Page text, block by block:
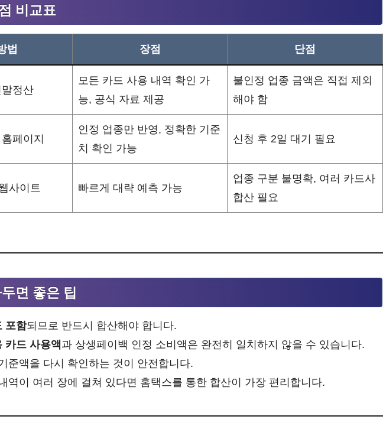
비교표
법 장점 단점
정산
모든 카드 사용 내역 확인 가
능, 공식 자료 제공
불인정 업종 금액은 직접 제외
해야 함
페이지
인정 업종만 반영, 정확한 기준
치 확인 가능
신청 후 2일 대기 필요
사이트 빠르게 대략 예측 가능
업종 구분 불명확, 여러 카드사
합산 필요
면 좋은 팁
포함되므로 반드시 합산해야 합니다.
카드 사용액과 상생페이백 인정 소비액은 완전히 일치하지 않을 수 있습니다.
준액을 다시 확인하는 것이 안전합니다.
역이 여러 장에 걸쳐 있다면 홈택스를 통한 합산이 가장 편리합니다.